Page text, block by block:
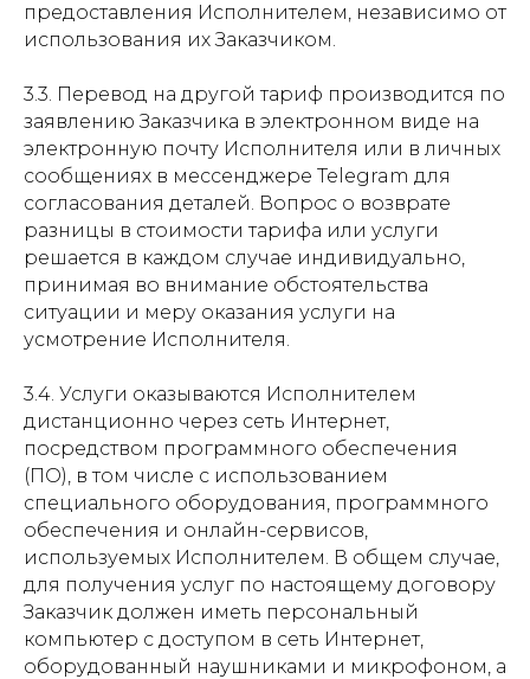
предоставления Исполнителем, независимо от
использования их Заказчиком.
3.3. Перевод на другой тариф производится по
заявлению Заказчика в электронном виде на
электронную почту Исполнителя или в личных
сообщениях в мессенджере Telegram для
согласования деталей. Вопрос о возврате
разницы в стоимости тарифа или услуги
решается в каждом случае индивидуально,
принимая во внимание обстоятельства
ситуации и меру оказания услуги на
усмотрение Исполнителя.
3.4. Услуги оказываются Исполнителем
дистанционно через сеть Интернет,
посредством программного обеспечения
(ПО), в том числе с использованием
специального оборудования, программного
обеспечения и онлайн-сервисов,
используемых Исполнителем. В общем случае,
для получения услуг по настоящему договору
Заказчик должен иметь персональный
компьютер с доступом в сеть Интернет,
оборудованный наушниками и микрофоном, а